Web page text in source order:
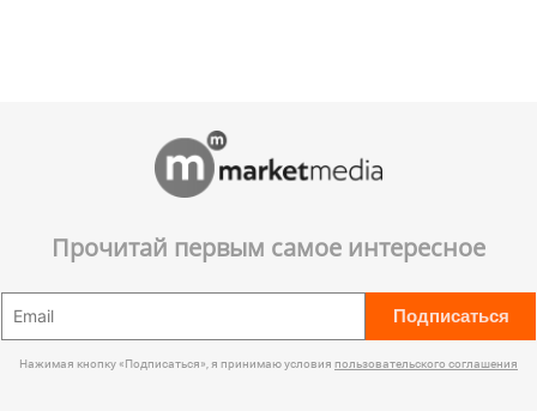
Прочитай первым самое интересное
Подписаться
Нажимая кнопку «Подписаться», я принимаю условия пользовательского соглашения